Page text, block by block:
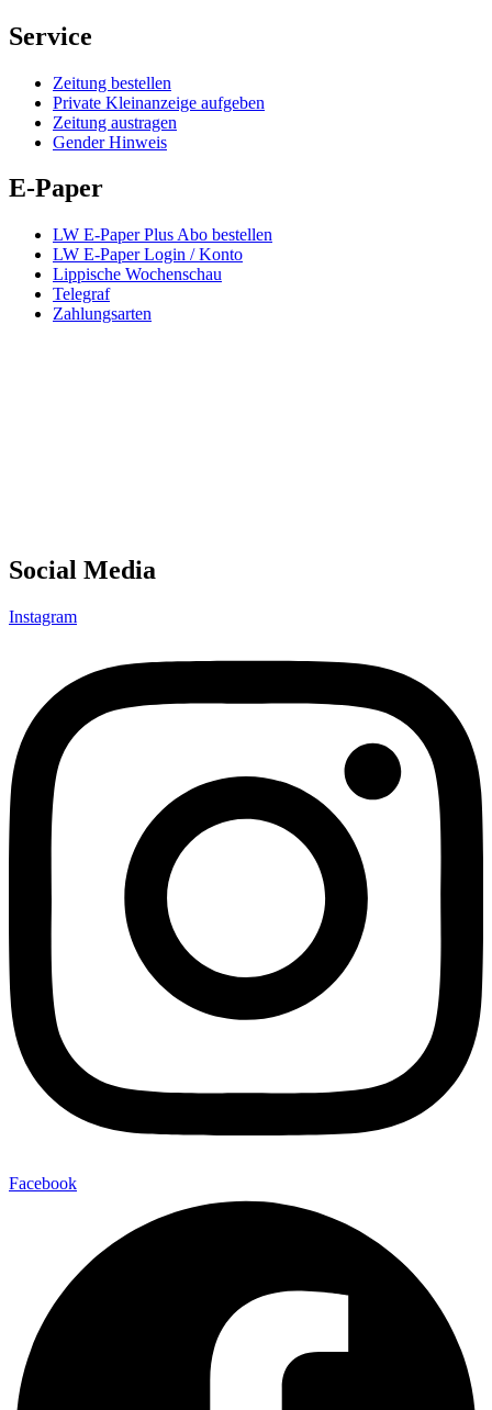
Service
Zeitung bestellen
Private Kleinanzeige aufgeben
Zeitung austragen
Gender Hinweis
E-Paper
LW E-Paper Plus Abo bestellen
LW E-Paper Login / Konto
Lippische Wochenschau
Telegraf
Zahlungsarten
Social Media
Instagram
Facebook